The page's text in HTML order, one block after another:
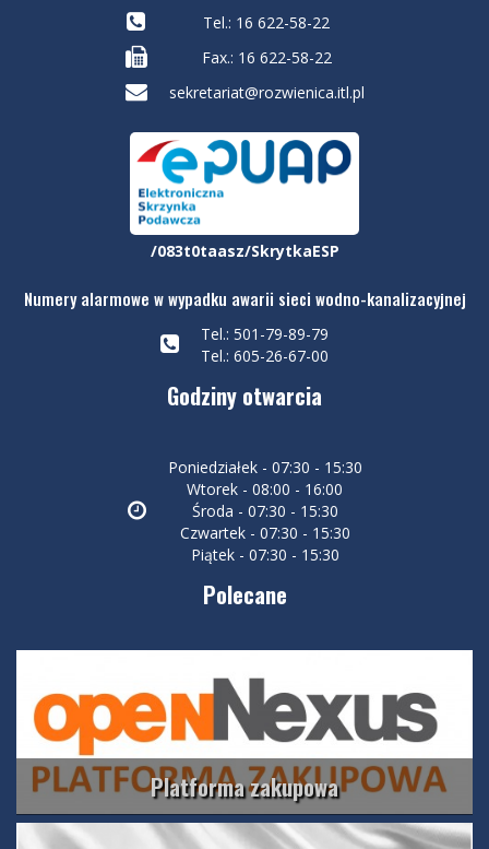
Tel.: 16 622-58-22
Fax.: 16 622-58-22
sekretariat@rozwienica.itl.pl
/083t0taasz/SkrytkaESP
Numery alarmowe w wypadku awarii sieci wodno-kanalizacyjnej
Tel.: 501-79-89-79
Tel.: 605-26-67-00
Godziny otwarcia
Poniedziałek - 07:30 - 15:30
Wtorek - 08:00 - 16:00
Środa - 07:30 - 15:30
Czwartek - 07:30 - 15:30
Piątek - 07:30 - 15:30
Polecane
Platforma zakupowa